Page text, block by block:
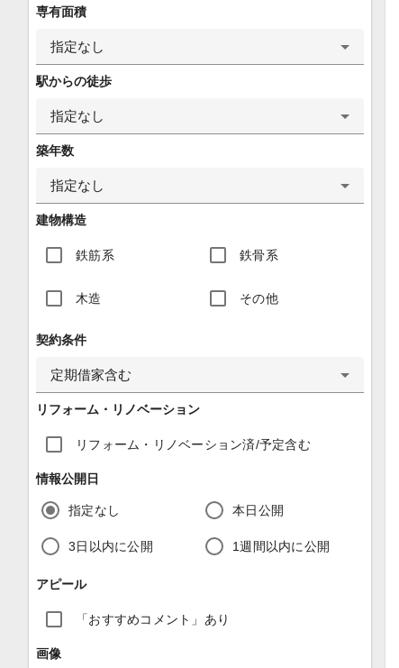
専有面積
指定なし
駅からの徒歩
指定なし
築年数
指定なし
建物構造
鉄筋系 鉄骨系
木造 その他
契約条件
定期借家含む
リフォーム・リノベーション
リフォーム・リノベーション済/予定含む
情報公開日
指定なし 本日公開
3日以内に公開 1週間以内に公開
アピール
「おすすめコメント」あり
画像